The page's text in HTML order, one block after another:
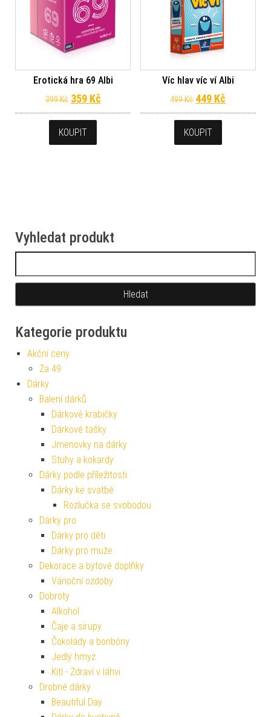
Erotická hra 69 Albi
399Kč Původní cena byla: 399 Kč.
359 KčAktuální cena je: 359 Kč.
KOUPIT
Víc hlav víc ví Albi
499Kč Původní cena
449 Kč
KOUPIT
Vyhledat produkt
Kategorie produktu
Akční ceny
Za 49
Dárky
Balení dárků
Dárkové krabičky
Dárkové tašky
Jmenovky na dárky
Stuhy a kokardy
Dárky podle příležitosti
Dárky ke svatbě
Rozlučka se svobodou
Dárky pro
Dárky pro děti
Dárky pro muže
Dekorace a bytové doplňky
Vánoční ozdoby
Dobroty
Alkohol
Čaje a sirupy
Čokolády a bonbóny
Jedlý hmyz
Kitl - Zdraví v láhvi
Drobné dárky
Beautiful Day